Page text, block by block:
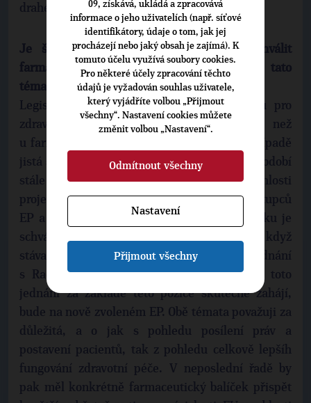
drahé elektřině pro naše občany a firmy.
Je šance, že se stihne projednat a schválit
farmaceutický balíček? EHDS? Považujete tato
témata za důležitá?
Legislativní proces u Evropskému prostoru pro
zdravotní data (EHDS) je o něco dál, než
u farmaceutického balíčku, takže v tomto případě
jistá šance na schválení do konce volebního období
stále existuje. Bude ale záležet na rychlosti
projednávání, které je nyní v rukou týmu zástupců
EP a Rady. V případě farmaceutického balíčku je
schválení nereálné. Spíše bude úspěchem, když
stávající EP stihne schválit pozici pro jednání
s Radou, přičemž rozhodnutí o tom, jestli toto
jednání za základě této pozice skutečně zahájí,
bude na nově zvoleném EP. Obě témata považuji za
důležitá, a o jak s pohledu posílení práv a
postavení pacientů, tak z pohledu celkově lepšíh
fungování zdravotní péče. V neposlední řadě by
pak měl konkrétně farmaceutický balíček přispět
09, získává, ukládá a zpracovává
informace o jeho uživatelích (např. síťové
identifikátory, údaje o tom, jak jej
procházejí nebo jaký obsah je zajímá). K
tomuto účelu využívá soubory cookies.
Pro některé účely zpracování těchto
údajů je vyžadován souhlas uživatele,
který vyjádříte volbou „Přijmout
všechny“. Nastavení cookies můžete
změnit volbou „Nastavení“.
Odmítnout všechny
Nastavení
Přijmout všechny